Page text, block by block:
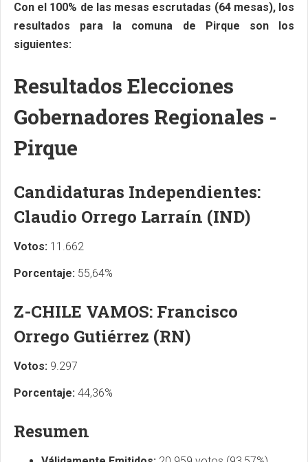
Con el 100% de las mesas escrutadas (64 mesas), los
resultados para la comuna de Pirque son los
siguientes:
Resultados Elecciones
Gobernadores Regionales -
Pirque
Candidaturas Independientes:
Claudio Orrego Larraín (IND)
Votos: 11.662
Porcentaje: 55,64%
Z-CHILE VAMOS: Francisco
Orrego Gutiérrez (RN)
Votos: 9.297
Porcentaje: 44,36%
Resumen